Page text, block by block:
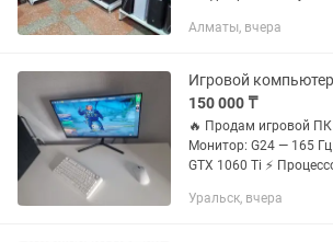
топовых •
Алматы, вчера
Игровой компьютер
150 000 ₸
🔥 Продам игровой ПК
Монитор: G24 — 165
GTX 1060 Ti ⚡
Мышка: Xtreon XT1 Комп отлично
Уральск, вчера